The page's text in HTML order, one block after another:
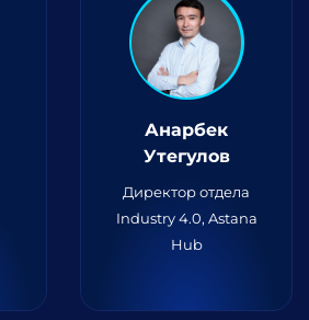
Анарбек
Утегулов
Директор отдела
Industry 4.0, Astana
Hub